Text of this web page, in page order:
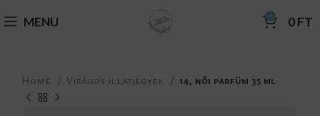
MENU 0 0FT
Home Virágos illatjegyek 14, női parfüm 35 ml